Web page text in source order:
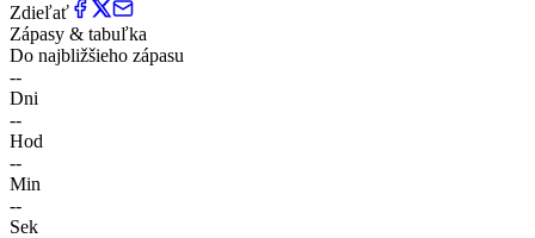
Zdieľať
Zápasy & tabuľka
Do najbližšieho zápasu
--
Dni
--
Hod
--
Min
--
Sek